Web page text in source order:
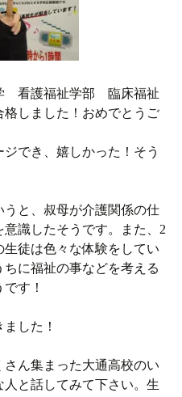
看護福祉学部 臨床福祉
しました！おめでとうご
でき、嬉しかった！そう
と、叔母が介護関係の仕
識したそうです。また、2
徒は色々な体験をしてい
に福祉の事などを考える
す！
した！
さん集まった大通高校のい
と話してみて下さい。生